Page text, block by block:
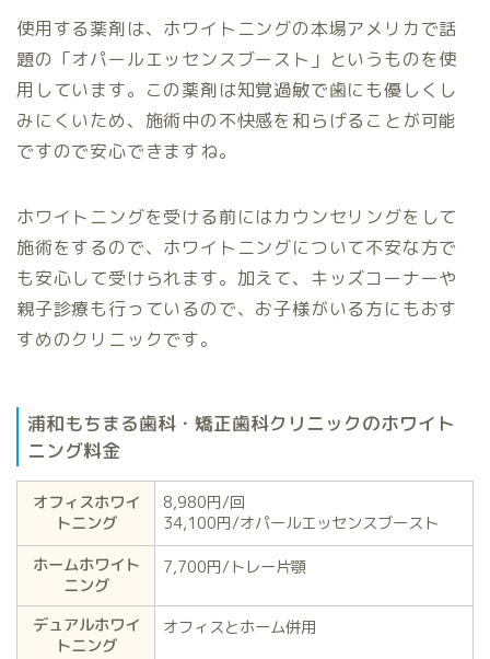
使用する薬剤は、ホワイトニングの本場アメリカで話
題の「オパールエッセンスブースト」というものを使
用しています。この薬剤は知覚過敏で歯にも優しくし
みにくいため、施術中の不快感を和らげることが可能
ですので安心できますね。
ホワイトニングを受ける前にはカウンセリングをして
施術をするので、ホワイトニングについて不安な方で
も安心して受けられます。加えて、キッズコーナーや
親子診療も行っているので、お子様がいる方にもおす
すめのクリニックです。
浦和もちまる歯科・矯正歯科クリニックのホワイト
ニング料金
オフィスホワイ
トニング
8,980円/回
34,100円/オパールエッセンスブースト
ホームホワイト
ニング
7,700円/トレー片顎
デュアルホワイ
トニング
オフィスとホーム併用